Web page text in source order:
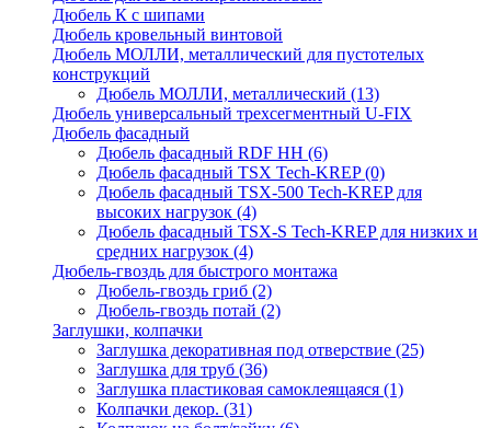
Дюбель К с шипами
Дюбель кровельный винтовой
Дюбель МОЛЛИ, металлический для пустотелых
конструкций
Дюбель МОЛЛИ, металлический (13)
Дюбель универсальный трехсегментный U-FIX
Дюбель фасадный
Дюбель фасадный RDF НН (6)
Дюбель фасадный TSX Tech-KREP(0)
Дюбель фасадный TSX-500 Tech-KREP для
высоких нагрузок (4)
Дюбель фасадный TSX-S Tech-KREP для низких и
средних нагрузок (4)
Дюбель-гвоздь для быстрого монтажа
Дюбель-гвоздь гриб (2)
Дюбель-гвоздь потай (2)
Заглушки, колпачки
Заглушка декоративная под отверствие (25)
Заглушка для труб (36)
Заглушка пластиковая самоклеящаяся (1)
Колпачки декор. (31)